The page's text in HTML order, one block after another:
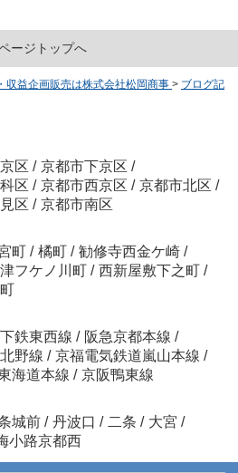
ージトップへ
収益企画販売は株式会社松岡商事 > ブログ記
区 / 京都市下京区 /
区 / 京都市西京区 / 京都市北区 /
区 / 京都市南区
町 / 橘町 / 勧修寺西金ケ崎 /
フケノ川町 / 西新屋敷下之町 /
鉄東西線 / 阪急京都本線 /
野線 / 京福電気鉄道嵐山本線 /
海道本線 / 京阪鴨東線
城前 / 丹波口 / 二条 / 大宮 /
小路京都西